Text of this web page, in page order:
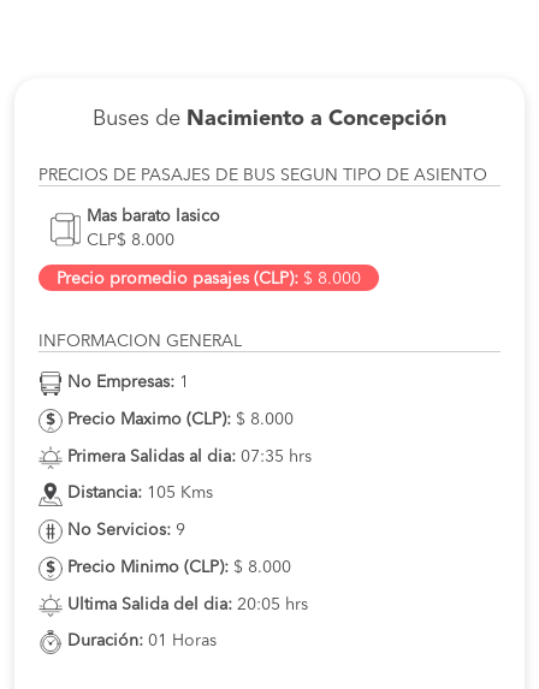
Buses de Nacimiento a Concepción
PRECIOS DE PASAJES DE BUS SEGUN TIPO DE ASIENTO
Mas barato lasico
CLP$ 8.000
Precio promedio pasajes (CLP): $ 8.000
INFORMACION GENERAL
No Empresas: 1
Precio Maximo (CLP): $ 8.000
Primera Salidas al dia: 07:35 hrs
Distancia: 105 Kms
No Servicios: 9
Precio Minimo (CLP): $ 8.000
Ultima Salida del dia: 20:05 hrs
Duración: 01 Horas